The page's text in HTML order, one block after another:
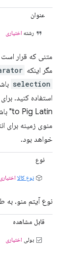
عنوان
رشته اختیاری
متنی که قرار
مگر اینکه
selection
خواهد بود.
نوع
نوع کالا اختیاری
نوع آیتم منو.
قابل مشاهده
بولی اختیاری